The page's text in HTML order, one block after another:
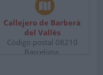
Callejero de Barberà
del Vallès
Código postal 08210
Barcelona.